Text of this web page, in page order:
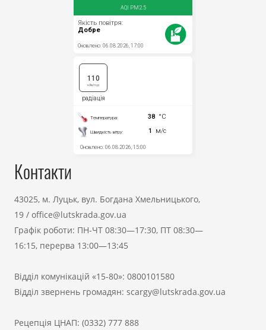
Контакти
43025, м. Луцьк, вул. Богдана Хмельницького,
19 / office@lutskrada.gov.ua
Графік роботи: ПН-ЧТ 08:30—17:30, ПТ 08:30—
16:15, перерва 13:00—13:45
Відділ комунікацій «15-80»: 0800101580
Відділ звернень громадян: scargy@lutskrada.gov.ua
Рецепція ЦНАП: (0332) 777 888